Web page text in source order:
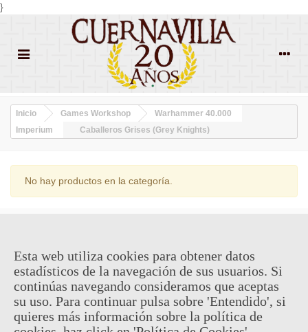
}
Inicio Games Workshop
Warhammer 40.000
Imperium
Caballeros Grises (Grey Knights)
No hay productos en la categoría.
ENVÍOS Y DEVOLUCIONES
CONTACTO
Esta web utiliza cookies para obtener datos
estadísticos de la navegación de sus usuarios. Si
continúas navegando consideramos que aceptas
su uso. Para continuar pulsa sobre 'Entendido', si
quieres más información sobre la política de